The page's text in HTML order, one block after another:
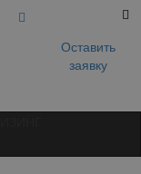
Оставить
заявку